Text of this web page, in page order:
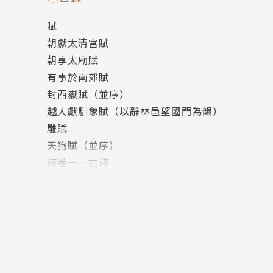
奉贈韋左丞丈二十二韻 / 送高三十五書記 / 贈李
行 / ……
詩卷二．古詩
蘇端薛複筵簡薛華醉歌 / 晦日尋崔戢李封 / 雨過
送樊二十三侍御赴漢中判官 / ……
詩卷三．古詩
貽阮隱居 / 遣興三首 / 昔遊 / 幽人 / 佳人 / 赤谷
詩卷四．古詩
石筍行 / 石犀行 / 杜鵑行 / 贈蜀僧閭丘師兄 / 泛
觀打魚歌 / 又觀打魚 / 越王樓歌 / 海棕行 / 姜
賦
朝獻太清宮賦
朝享太廟賦
有事於南郊賦
封西嶽賦（並序）
越人獻馴象賦（以辭林邑望國門為韻）
雕賦
天狗賦（並序）
詩卷一．古詩